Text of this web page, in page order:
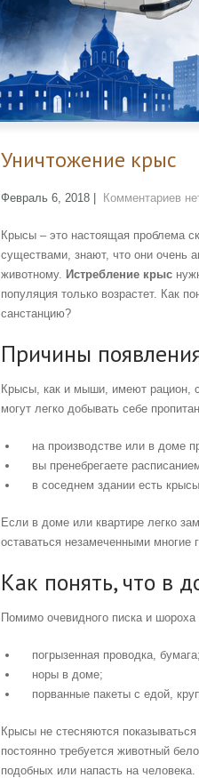
Уничтожение крыс
Февраль 6, 2018 Комментариев
Крысы – это настоящая проблема
существами, знают, что они очень
животному. Истребление крыс
популяция только возрастет. Как
санстанцию?
Причины
Крысы, как и мыши, имеют рацион,
могут легко добывать себе
на производстве или в доме
вы пренебрегаете
в соседнем здании есть
Если в доме или квартире легко
оставаться незамеченными многие
Как понять, что в
Помимо очевидного писка и
погрызенная проводка, бумага;
норы в доме;
порванные пакеты с едой,
Крысы не стесняются
постоянно требуется животный
подобных или напасть на